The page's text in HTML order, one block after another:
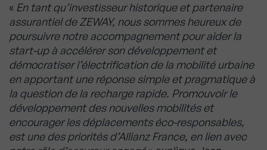
« En tant qu’investisseur historique et partenaire
assurantiel de ZEWAY, nous sommes heureux de
poursuivre notre accompagnement pour aider la
start-up à accélérer son développement et
démocratiser l’électrification de la mobilité urbaine
en apportant une réponse simple et pragmatique à
la question de la recharge rapide. Promouvoir le
développement des nouvelles mobilités et
encourager les déplacements éco-responsables,
est une des priorités d’Allianz France, en lien avec